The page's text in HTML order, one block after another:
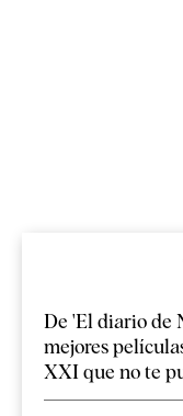
De 'El diario de
mejores
XXI que no te